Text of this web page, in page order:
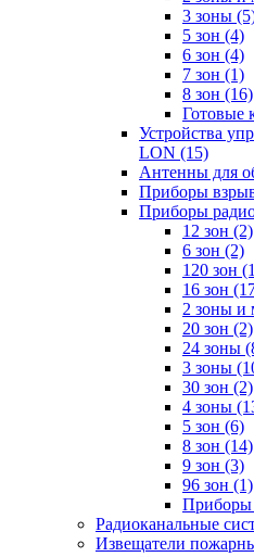
3 зоны
5 зон (4)
6 зон (4)
7 зон (1)
8 зон (16)
Готовые
Устройства
LON (15)
Антенны для
Приборы
Приборы
12 зон (2)
6 зон (2)
120 зон
16 зон
2 зоны и
20 зон (2)
24 зоны
3 зоны
30 зон (2)
4 зоны
5 зон (6)
8 зон (14)
9 зон (3)
96 зон (1)
Приборы
Радиоканальные
Извещатели